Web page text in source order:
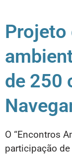
Projeto
de 250
O “Encontros
participação